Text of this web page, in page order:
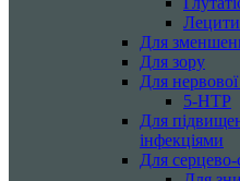
Для
Для зору
Для
5-HTP
Для
інфекціями
Для